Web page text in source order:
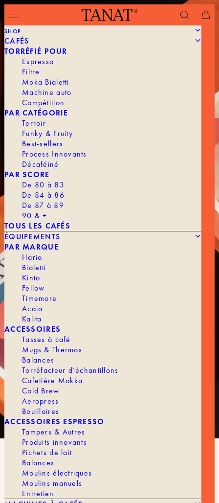
SHOP
CAFÉS
TORRÉFIÉ POUR
Espresso
Filtre
Moka Bialetti
Machine auto
Compétition
PAR CATÉGORIE
Terroir
Funky & Fruity
Best-sellers
Process Innovants
Décaféiné
PAR SCORE
De 80 à 83
De 84 à 86
De 87 à 89
90 & +
TOUS LES CAFÉS
ÉQUIPEMENTS
PAR MARQUE
Hario
Bialetti
Kinto
Fellow
Timemore
Acaia
Kalita
ACCESSOIRES
Tasses à café
Mugs & Thermos
Balances
Torréfacteur d’échantillons
Cafetière Mokka
Cold Brew
Aeropress
Bouilloires
ACCESSOIRES ESPRESSO
Tampers & Autres
Produits innovants
Pichets de lait
Balances
Moulins électriques
Moulins manuels
Entretien
KAWA DEVIENT TANAT
Un nom qui incarne notre engagement et notre quête
d’excellence au-delà du goût. Avec Tanat, nous ouvrons
un nouveau chapitre, guidés par notre passion du café de
spécialité.
DÉCOUVRIR
torréfié avec passion à Paris, en direct des
producteurs.